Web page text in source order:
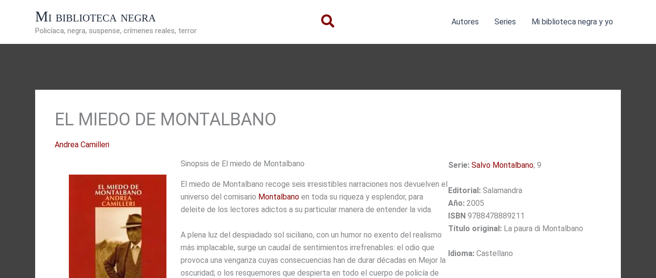
Mi biblioteca negra
Policíaca, negra, suspense, crímenes reales, terror
Autores Series Mi biblioteca negra y yo
EL MIEDO DE MONTALBANO
Andrea Camilleri
Sinopsis de El miedo de Montalbano
El miedo de Montalbano recoge seis irresistibles narraciones nos devuelven el
universo del comisario Montalbanoen toda su riqueza y esplendor, para
deleite de los lectores adictos a su particular manera de entender la vida.
A plena luz del despiadado sol siciliano, con un humor no exento del realismo
más implacable, surge un caudal de sentimientos irrefrenables: el odio que
provoca una venganza cuyas consecuencias han de durar décadas en Mejor la
oscuridad; o los resquemores que despierta en todo el cuerpo de policía de
Serie:Salvo Montalbano; 9
Editorial: Salamandra
Año: 2005
ISBN 9788478889211
Título original: La paura di Montalbano
Idioma: Castellano